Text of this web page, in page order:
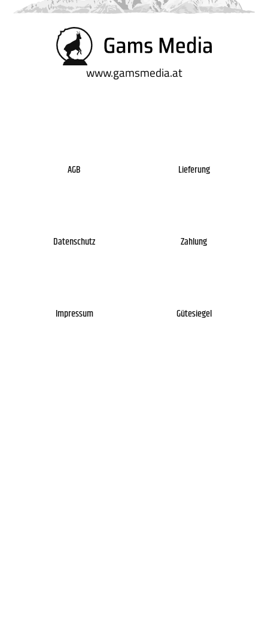
www.gamsmedia.at
AGB
Datenschutz
Impressum
Lieferung
Zahlung
Gütesiegel